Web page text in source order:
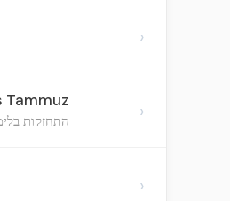
›
Tammuz
התחזקות ›
›